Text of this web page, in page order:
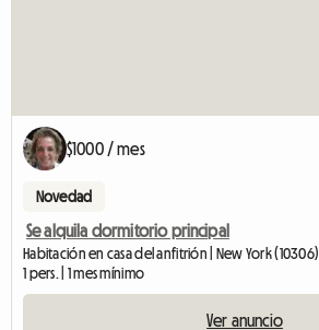
$1000 / mes
Novedad
Se alquila dormitorio principal
Habitación en casa del anfitrión | New York (10306)
1 pers. | 1 mes mínimo
Ver anuncio